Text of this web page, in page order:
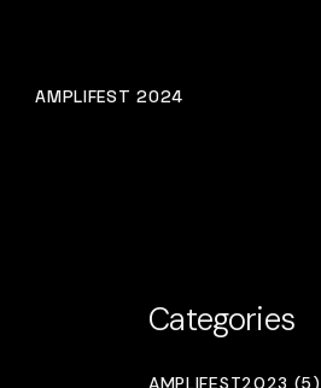
AMPLIFEST 2024
Categories
AMPLIFEST2023 (5)